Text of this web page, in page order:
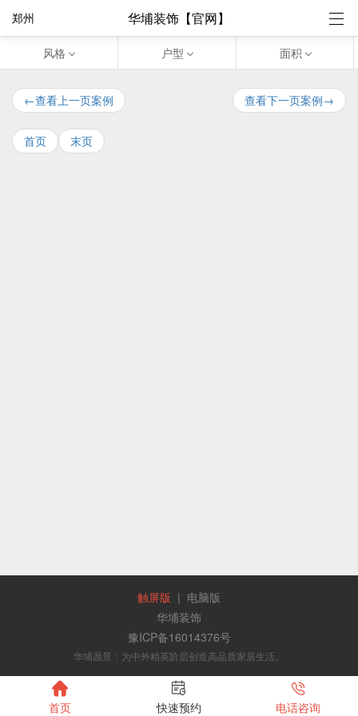
华埔装饰【官网】
郑州
风格 户型 面积
←查看上一页案例 查看下一页案例→
首页 末页
触屏版 | 电脑版
华埔装饰
豫ICP备16014376号
华埔愿景：为中外精英阶层创造高品质家居生活。

首页

快速预约

电话咨询